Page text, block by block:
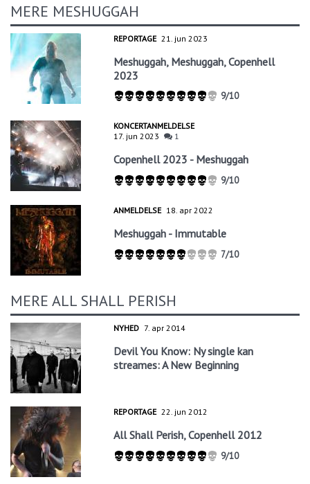
MERE MESHUGGAH
REPORTAGE 21. jun 2023
Meshuggah, Meshuggah, Copenhell
2023
9/10
KONCERTANMELDELSE
17. jun 2023
1
Copenhell 2023 - Meshuggah
9/10
ANMELDELSE 18. apr 2022
Meshuggah - Immutable
7/10
MERE ALL SHALL PERISH
NYHED 7. apr 2014
Devil You Know: Ny single kan
streames: A New Beginning
REPORTAGE 22. jun 2012
All Shall Perish, Copenhell 2012
9/10